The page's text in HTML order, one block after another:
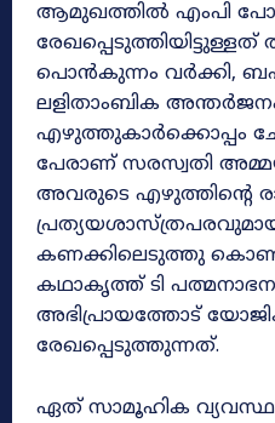
ആമുഖത്തിൽ എംപി
രേഖപ്പെടുത്തിയിട്ടുള്ളത്
പൊൻകുന്നം വർക്കി,
ലളിതാംബിക
എഴുത്തുകാർക്കൊപ്പം
പേരാണ് സരസ്വതി
അവരുടെ എഴുത്തിന്റെ
കണക്കിലെടുത്തു
കഥാകൃത്ത് ടി
അഭിപ്രായത്തോട്
രേഖപ്പെടുത്തുന്നത്.
ഏത് സാമൂഹിക